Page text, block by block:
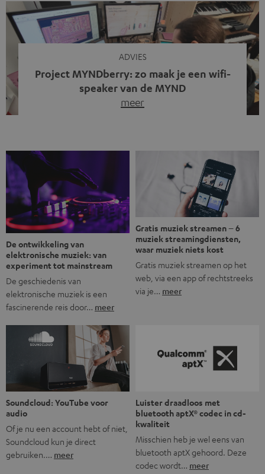
tegenwoordig iets opvallends. Op straat, in de trein en
zelfs tijdens videogesprekken dragen steeds meer
mensen weer oordopjes met een kabel. De angst voor
kabels is niet verdwenen. Maar wat op het eerste […]
ADVIES
Project MYNDberry: zo maak je een wifi-
speaker van de MYND
meer
verder ontwikkelt. In vele uren na werktijd heeft het
team samen gewerkt om de MYND uit te breiden met de
mogelijkheid om via wifi te streamen. […]
De ontwikkeling van
elektronische muziek: van
experiment tot mainstream
De geschiedenis van
elektronische muziek is een
fascinerende reis door… meer
Gratis muziek streamen – 6
muziek streamingdiensten,
waar muziek niets kost
Gratis muziek streamen op het
web, via een app of rechtstreeks
via je… meer
Soundcloud: YouTube voor
audio
Of je nu een account hebt of niet,
Soundcloud kun je direct
gebruiken.… meer
Luister draadloos met
bluetooth aptX® codec in cd-
kwaliteit
Misschien heb je wel eens van
bluetooth aptX gehoord. Deze
codec wordt… meer